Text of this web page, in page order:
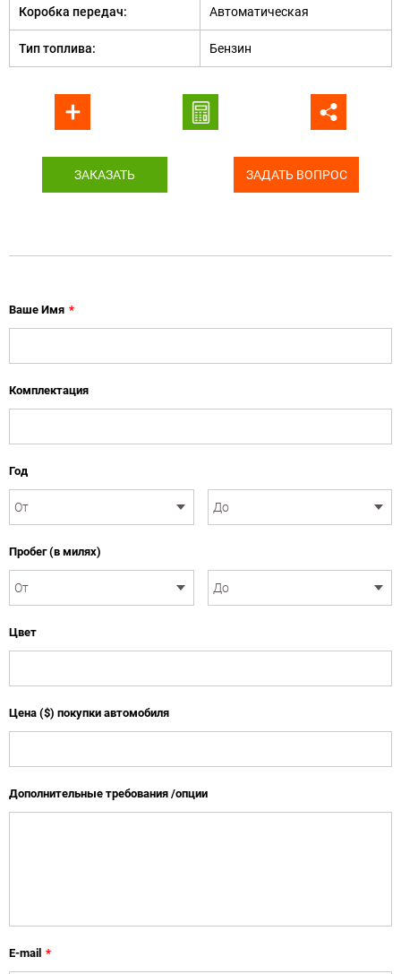
Коробка передач: Автоматическая
Тип топлива: Бензин
ЗАКАЗАТЬ ЗАДАТЬ ВОПРОС
Ваше Имя *
Комплектация
Год
Пробег (в милях)
Цвет
Цена ($) покупки автомобиля
Дополнительные требования /опции
E-mail *